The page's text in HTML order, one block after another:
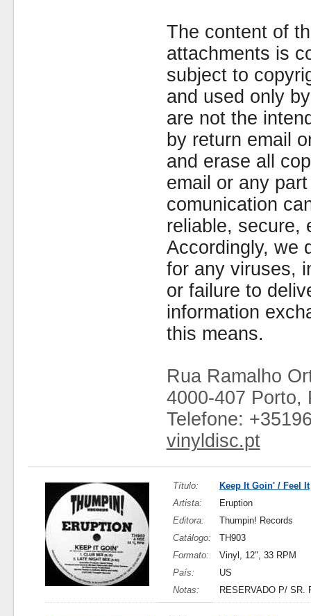
The content of
attachments is
subject to
and used only
are not the
by return email
and erase all
email or any
comunication
reliable, secure,
Accordingly, we
for any viruses,
or failure to
information
this means.
Rua Ramalho
4000-407 Porto,
Telefone:
vinyldisc.pt
Título:
Keep It Goin' / Feel It
Artista:
Eruption
Editora:
Thumpin! Records
Catálogo:
TH903
Formato:
Vinyl, 12", 33 RPM
País:
US
Notas:
RESERVADO P/ SR.